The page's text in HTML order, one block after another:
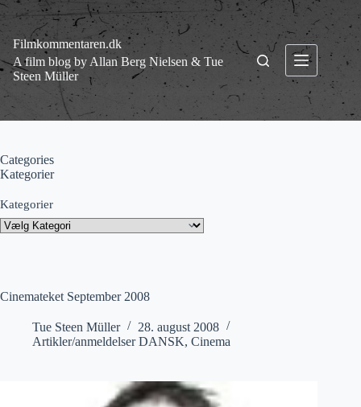
Fortsæt
indhold
Filmkommentaren.dk
A film blog by Allan Berg Nielsen & Tue
Steen Müller
Cinemateket September 2008
Tue Steen Müller
28. august 2008
Artikler/anmeldelser DANSK, Cinema
Categories
Kategorier
Kategorier